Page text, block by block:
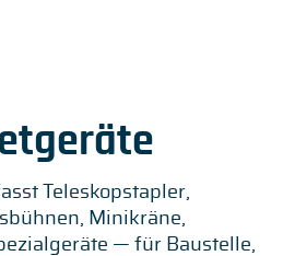
Teleskopstapler,
Minikräne,
— für Baustelle,